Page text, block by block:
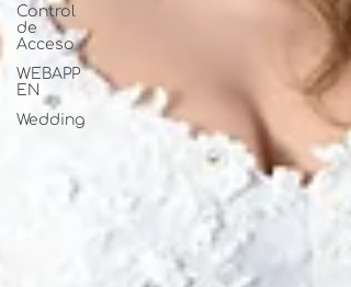
Control
de
Acceso
WEBAPP
EN
Wedding